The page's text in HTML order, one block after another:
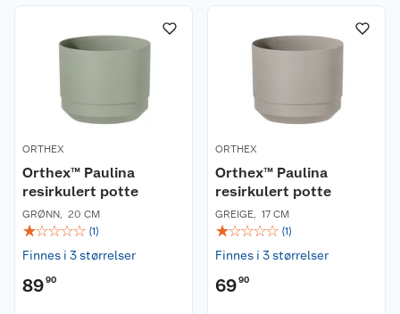
ORTHEX
Orthex™ Paulina
resirkulert potte
GRØNN, 20 CM
☆☆☆☆☆ (1)
Finnes i 3 størrelser
8990
ORTHEX
Orthex™ Paulina
resirkulert potte
GREIGE, 17 CM
☆☆☆☆☆ (1)
Finnes i 3 størrelser
6990